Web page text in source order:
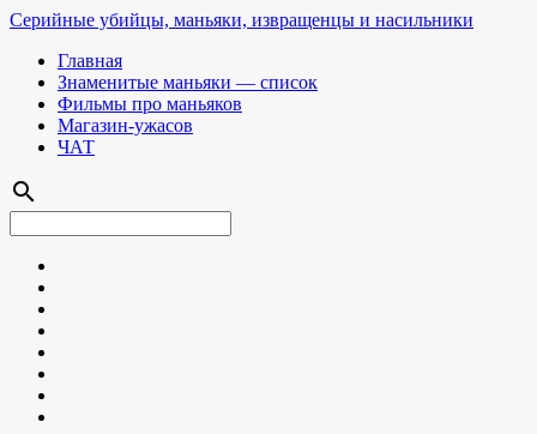
Серийные убийцы, маньяки, извращенцы и насильники
Главная
Знаменитые маньяки — список
Фильмы про маньяков
Магазин-ужасов
ЧАТ
search